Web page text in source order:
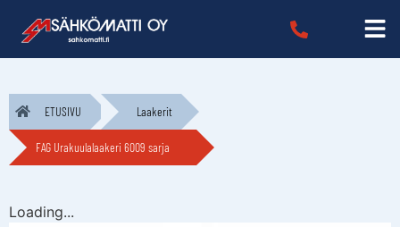
ETUSIVU Laakerit
FAG Urakuulalaakeri 6009 sarja
Loading...